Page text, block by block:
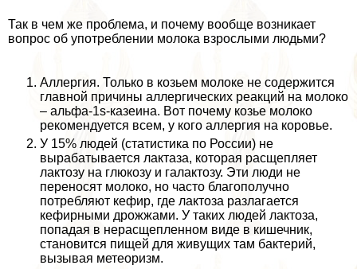
Так в чем же проблема, и почему вообще возникает
вопрос об употрeблении молока взрослыми людьми?
Аллергия. Только в козьем молоке не содержится
главной причины аллергических реакций на молоко
– альфа-1s-казеина. Вот почему козье молоко
рекомендуется всем, у кого аллергия на коровье.
У 15% людей (статистика по России) не
выpaбатывается лактаза, которая расщепляет
лактозу на глюкозу и галактозу. Эти люди не
переносят молоко, но часто благополучно
потрeбляют кефир, где лактоза разлагается
кефирными дрожжами. У таких людей лактоза,
попадая в нерасщепленном виде в кишечник,
становится пищей для живущих там бактерий,
вызывая метеоризм.